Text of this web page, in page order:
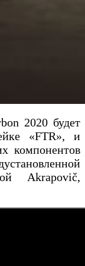
2020 будет
«FTR», и
компонентов
Akrapovič,